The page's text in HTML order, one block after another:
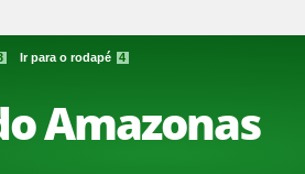
Ir para o rodapé 4
Amazonas